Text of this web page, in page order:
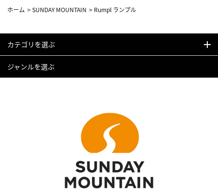
ホーム >SUNDAY MOUNTAIN > Rumpl ランプル
カテゴリを選ぶ
ジャンルを選ぶ